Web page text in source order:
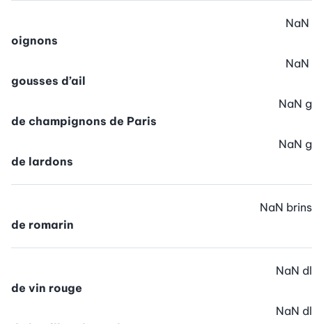
oignons
NaN
gousses d’ail
NaN
de champignons de Paris
NaN g
de lardons
NaN g
de romarin
NaN brins
de vin rouge
NaN dl
NaN dl